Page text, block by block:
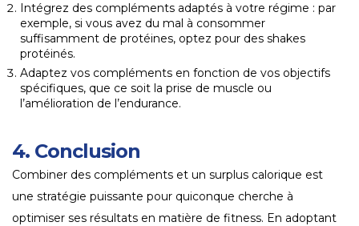
Intégrez des compléments adaptés à votre régime : par
exemple, si vous avez du mal à consommer
suffisamment de protéines, optez pour des shakes
protéinés.
Adaptez vos compléments en fonction de vos objectifs
spécifiques, que ce soit la prise de muscle ou
l’amélioration de l’endurance.
4. Conclusion
Combiner des compléments et un surplus calorique est
une stratégie puissante pour quiconque cherche à
optimiser ses résultats en matière de fitness. En adoptant